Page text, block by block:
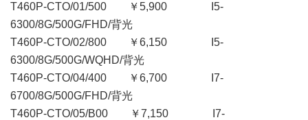
T460P-CTO/01/500 ￥5,900 I5-
6300/8G/500G/FHD/背光
T460P-CTO/02/800 ￥6,150 I5-
6300/8G/500G/WQHD/背光
T460P-CTO/04/400 ￥6,700 I7-
6700/8G/500G/FHD/背光
T460P-CTO/05/B00 ￥7,150 I7-